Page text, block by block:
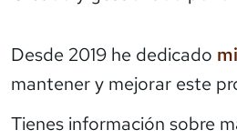
Desde 2019 he dedicado
mantener y mejorar este
Tienes información sobre